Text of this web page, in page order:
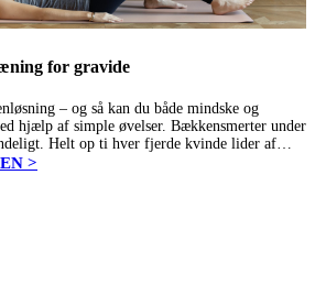
for gravide
– og så kan du både mindske og
hjælp af simple øvelser. Bækkensmerter under
Helt op ti hver fjerde kvinde lider af
populært kaldes, og symptomerne viser…
>